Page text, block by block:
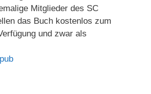
Mitglieder des SC
das Buch kostenlos zum
und zwar als